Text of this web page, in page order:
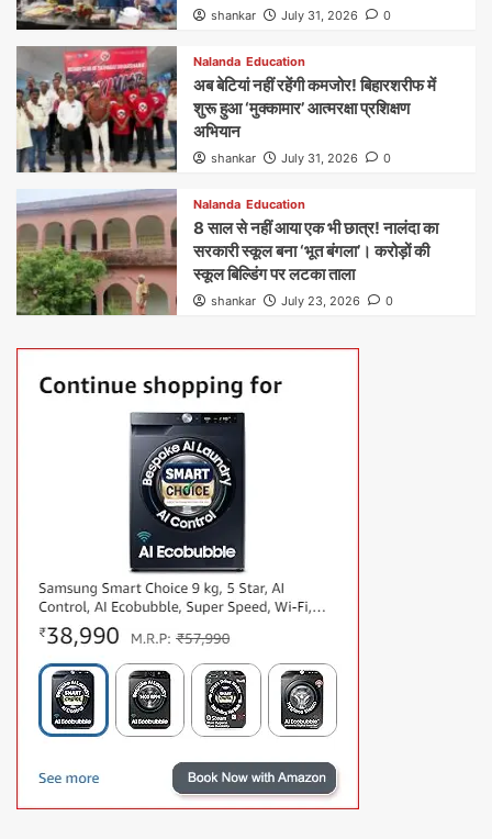
shankar July 31, 2026 0
Nalanda Education
अब बेटियां नहीं रहेंगी कमजोर! बिहारशरीफ में
शुरू हुआ ‘मुक्कामार’ आत्मरक्षा प्रशिक्षण
अभियान
shankar July 31, 2026 0
Nalanda Education
8 साल से नहीं आया एक भी छात्र! नालंदा का
सरकारी स्कूल बना ‘भूत बंगला’। करोड़ों की
स्कूल बिल्डिंग पर लटका ताला
shankar July 23, 2026 0